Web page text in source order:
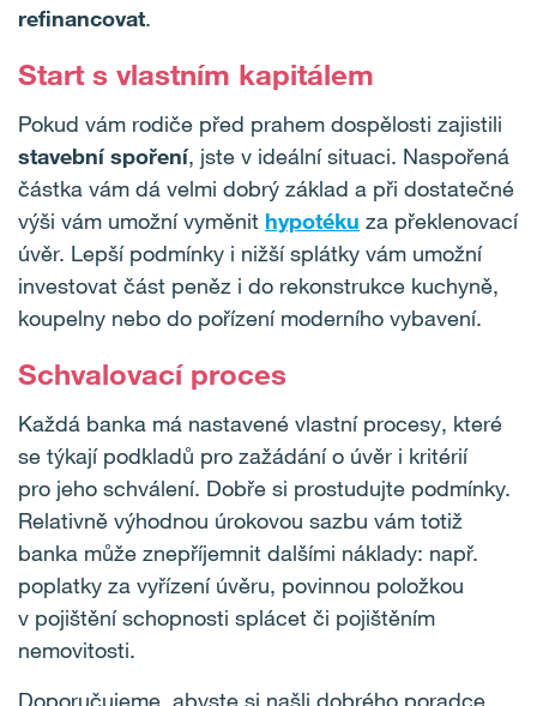
refinancovat.
Start s vlastním kapitálem
Pokud vám rodiče před prahem dospělosti zajistili
stavební spoření, jste v ideální situaci. Naspořená
částka vám dá velmi dobrý základ a při dostatečné
výši vám umožní vyměnit hypotéku za překlenovací
úvěr. Lepší podmínky i nižší splátky vám umožní
investovat část peněz i do rekonstrukce kuchyně,
koupelny nebo do pořízení moderního vybavení.
Schvalovací proces
Každá banka má nastavené vlastní procesy, které
se týkají podkladů pro zažádání o úvěr i kritérií
pro jeho schválení. Dobře si prostudujte podmínky.
Relativně výhodnou úrokovou sazbu vám totiž
banka může znepříjemnit dalšími náklady: např.
poplatky za vyřízení úvěru, povinnou položkou
v pojištění schopnosti splácet či pojištěním
nemovitosti.
Doporučujeme, abyste si našli dobrého poradce,